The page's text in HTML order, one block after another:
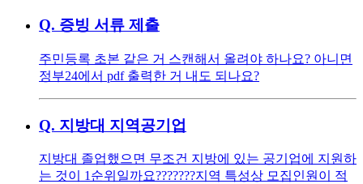
Q. 증빙 서류 제출
주민등록 초본 같은 거 스캔해서 올려야 하나요? 아니면
정부24에서 pdf 출력한 거 내도 되나요?
Q. 지방대 지역공기업
지방대 졸업했으면 무조건 지방에 있는 공기업에 지원하
는 것이 1순위일까요??????? ​ ​ 지역 특성상 모집인원이 적